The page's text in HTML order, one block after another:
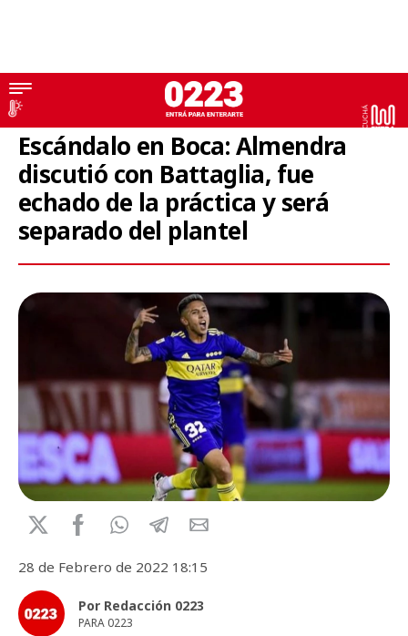
Fúbol
Escándalo en Boca: Almendra
discutió con Battaglia, fue
echado de la práctica y será
separado del plantel
28 de Febrero de 2022 18:15
Por Redacción 0223
PARA 0223